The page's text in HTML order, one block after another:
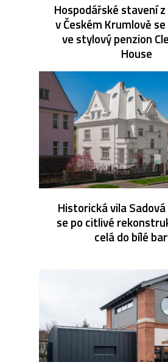
Hospodářské stavení
v Českém Krumlově
ve stylový penzion
House
Historická vila
se po citlivé
celá do bílé